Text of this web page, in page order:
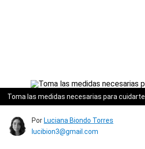
Toma las medidas necesarias para cuidarte
Por Luciana Biondo Torres
lucibion3@gmail.com